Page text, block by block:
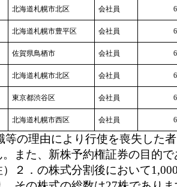
北海道札幌市北区 会社員 6
北海道札幌市豊平区 会社員 6
佐賀県鳥栖市 会社員 6
北海道札幌市北区 会社員 6
東京都渋谷区 会社員 6
北海道札幌市西区 会社員 6
の理由により行使を喪失した
。また、新株予約権証券の目的
２．の株式分割後において